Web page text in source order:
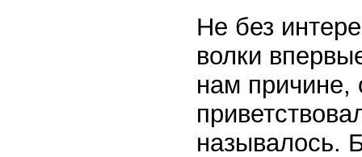
Не без
волки
нам причине,
называлось.